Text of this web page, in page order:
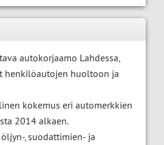
autokorjaamo Lahdessa,
henkilöautojen huoltoon ja
kokemus eri automerkkien
2014 alkaen.
, suodattimien- ja